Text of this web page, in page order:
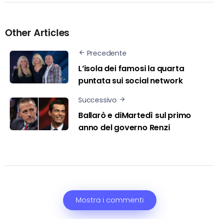
Other Articles
Precedente
L’isola dei famosi la quarta
puntata sui social network
Successivo
Ballarò e diMartedì sul primo
anno del governo Renzi
Mostra i commenti